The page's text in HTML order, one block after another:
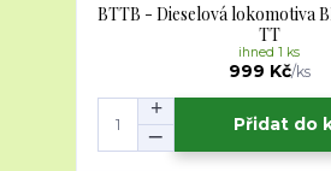
BTTB - Dieselová lokomotiva
TT
999 Kč/ks
ihned 1 ks
Přidat do